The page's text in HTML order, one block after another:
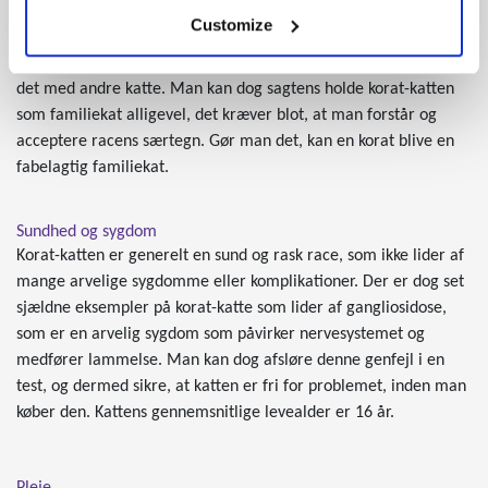
Customize
hurtige bevægelser. Katten er derfor ikke den mest velegnede
race til små børn, og kommer heller ikke altid særligt godt ud af
det med andre katte. Man kan dog sagtens holde korat-katten
som familiekat alligevel, det kræver blot, at man forstår og
acceptere racens særtegn. Gør man det, kan en korat blive en
fabelagtig familiekat.
Sundhed og sygdom
Korat-katten er generelt en sund og rask race, som ikke lider af
mange arvelige sygdomme eller komplikationer. Der er dog set
sjældne eksempler på korat-katte som lider af gangliosidose,
som er en arvelig sygdom som påvirker nervesystemet og
medfører lammelse. Man kan dog afsløre denne genfejl i en
test, og dermed sikre, at katten er fri for problemet, inden man
køber den. Kattens gennemsnitlige levealder er 16 år.